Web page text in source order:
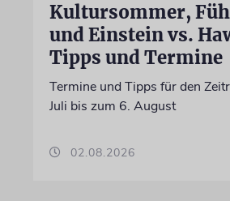
Kultursommer,
und Einstein vs.
Tipps und Termine
Termine und Tipps für den
Juli bis zum 6. August
02.08.2026